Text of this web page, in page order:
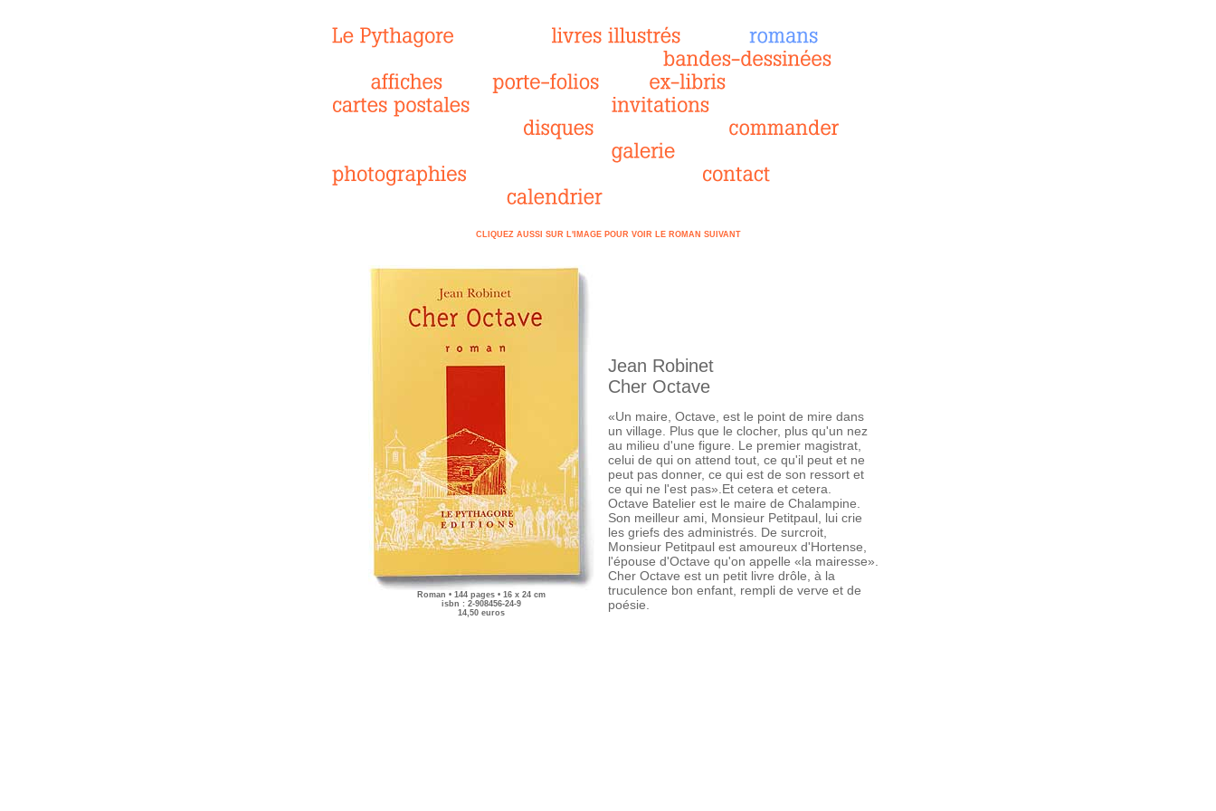
CLIQUEZ AUSSI SUR L'IMAGE POUR VOIR LE ROMAN SUIVANT
Roman • 144 pages • 16 x 24 cm
isbn : 2-908456-24-9
14,50 euros
Jean Robinet
Cher Octave
«Un maire, Octave, est le point de mire dans
un village. Plus que le clocher, plus qu'un nez
au milieu d'une figure. Le premier magistrat,
celui de qui on attend tout, ce qu'il peut et ne
peut pas donner, ce qui est de son ressort et
ce qui ne l'est pas».Et cetera et cetera.
Octave Batelier est le maire de Chalampine.
Son meilleur ami, Monsieur Petitpaul, lui crie
les griefs des administrés. De surcroit,
Monsieur Petitpaul est amoureux d'Hortense,
l'épouse d'Octave qu'on appelle «la mairesse».
Cher Octave est un petit livre drôle, à la
truculence bon enfant, rempli de verve et de
poésie.